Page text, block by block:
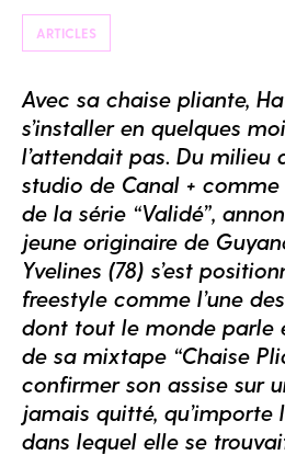
ARTICLES
Avec sa chaise pliante,
s’installer en quelques
l’attendait pas. Du milieu
studio de Canal +
de la série “Validé”,
jeune originaire de
Yvelines (78) s’est
freestyle comme l’une
dont tout le monde parle
de sa mixtape “Chaise
confirmer son assise sur
jamais quitté, qu’importe
dans lequel elle se